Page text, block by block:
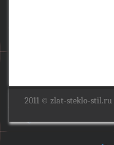
2011 © zlat-steklo-stil.ru